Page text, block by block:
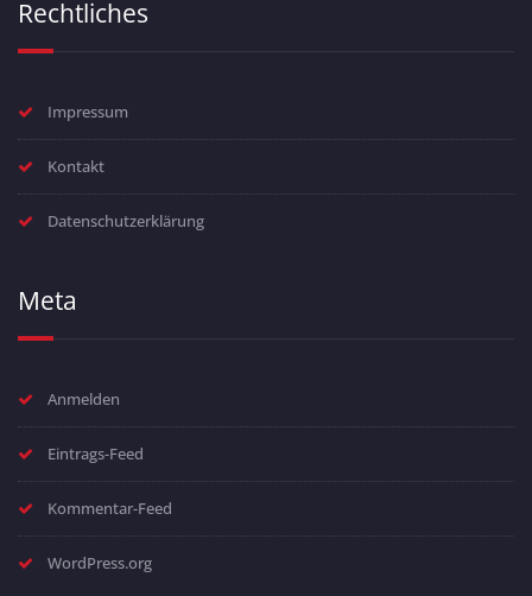
Rechtliches
Impressum
Kontakt
Datenschutzerklärung
Meta
Anmelden
Eintrags-Feed
Kommentar-Feed
WordPress.org